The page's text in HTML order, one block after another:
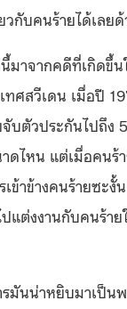
กับคนร้ายได้เลย
มาจากคดีที่เกิดขึ้น
ทศสวีเดน เมื่อปี
บตัวประกันไปถึง
ดไหน แต่เมื่อคนร้
ข้าข้างคนร้ายซะ
แต่งงานกับคนร้าย
รมันน่าหยิบมาเป็น